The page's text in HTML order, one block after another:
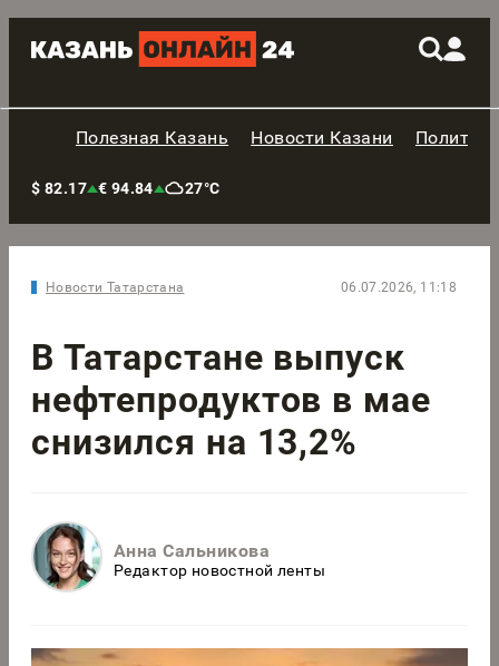
Полезная Казань Новости Казани
$ 82.17 € 94.84 27°C
Новости Татарстана 06.07.2026, 11:18
В Татарстане выпуск
нефтепродуктов в мае
снизился на 13,2%
Анна Сальникова
Редактор новостной ленты